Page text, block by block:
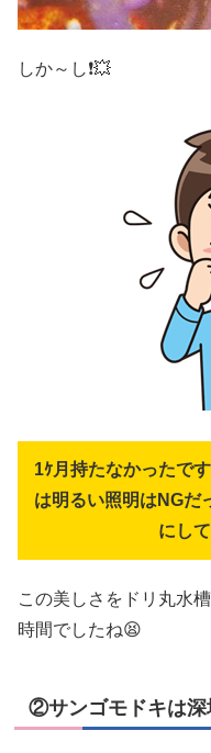
しか～し❗💥
1ｹ月持たなかったで
は明るい照明はNGだ
にし
この美しさをドリ丸水
時間でしたね😫
②サンゴモドキは深